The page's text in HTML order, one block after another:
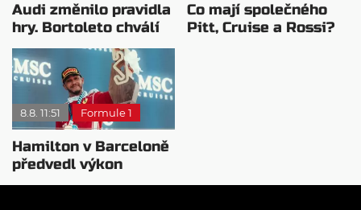
Audi změnilo pravidla
hry. Bortoleto chválí
nový tým i jeho
mentalitu
Co mají společného
Pitt, Cruise a Rossi?
8.8. 11:51 Formule 1
Hamilton v Barceloně
předvedl výkon
pravého šampiona